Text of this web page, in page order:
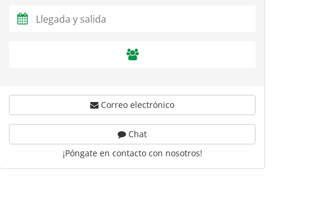
Correo electrónico
Chat
¡Póngate en contacto con nosotros!